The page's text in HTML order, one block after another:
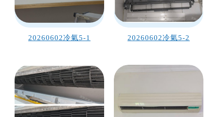
20260602冷氣5-1 20260602冷氣5-2